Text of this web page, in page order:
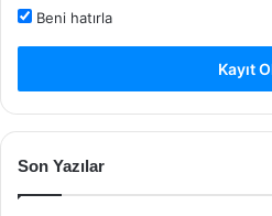
Beni hatırla
Kayıt
Son Yazılar